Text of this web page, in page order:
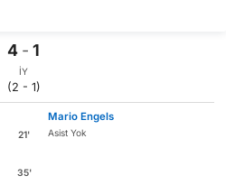
4 - 1
İY
(2 - 1)
21'
Mario Engels
Asist Yok
35'